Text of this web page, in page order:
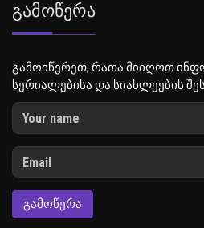
Გამოწერა
გამოიწერეთ, რათა მიიღოთ
სერიალებისა და სიახლეების
ᲒᲐᲛᲝᲬᲔᲠᲐ